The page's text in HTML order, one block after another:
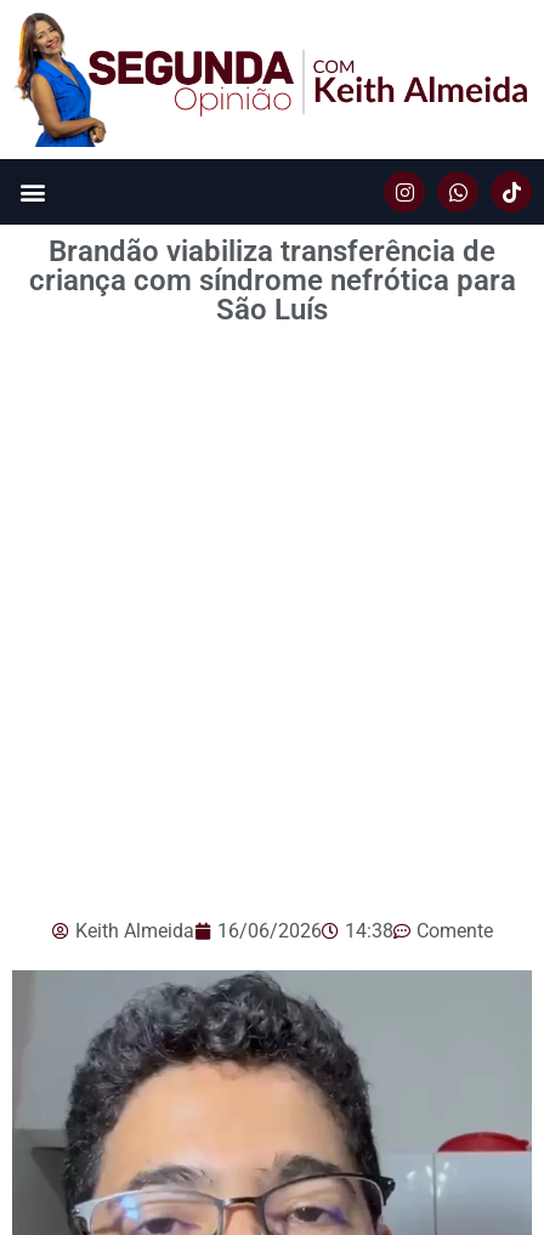
Brandão viabiliza transferência de
criança com síndrome nefrótica para
São Luís
Keith Almeida 16/06/2026 14:38 Comente